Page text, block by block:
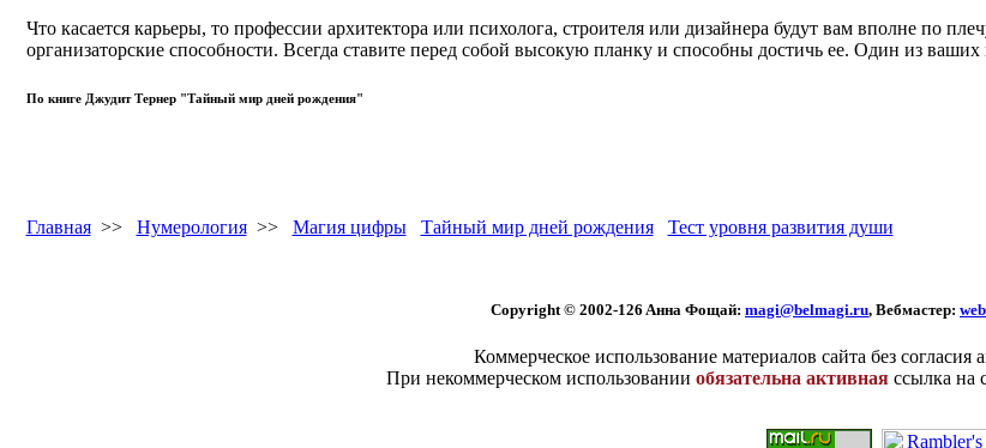
Что касается карьеры, то профессии архитектора или психолога, строителя или дизайнера будут вам вполне по
организаторские способности. Всегда ставите перед собой высокую планку и способны достичь ее. Один из
По книге Джудит Тернер "Тайный мир дней рождения"
Главная>> Нумерология>> Магия цифры Тайный мир дней рождения Тест уровня развития души
Copyright © 2002-126 Aннa Фoщaй: magi@belmagi.ru, Вебмастер:
Коммерческое использование материалов сайта без согласия
При некоммерческом использовании обязательна активная ссылка на